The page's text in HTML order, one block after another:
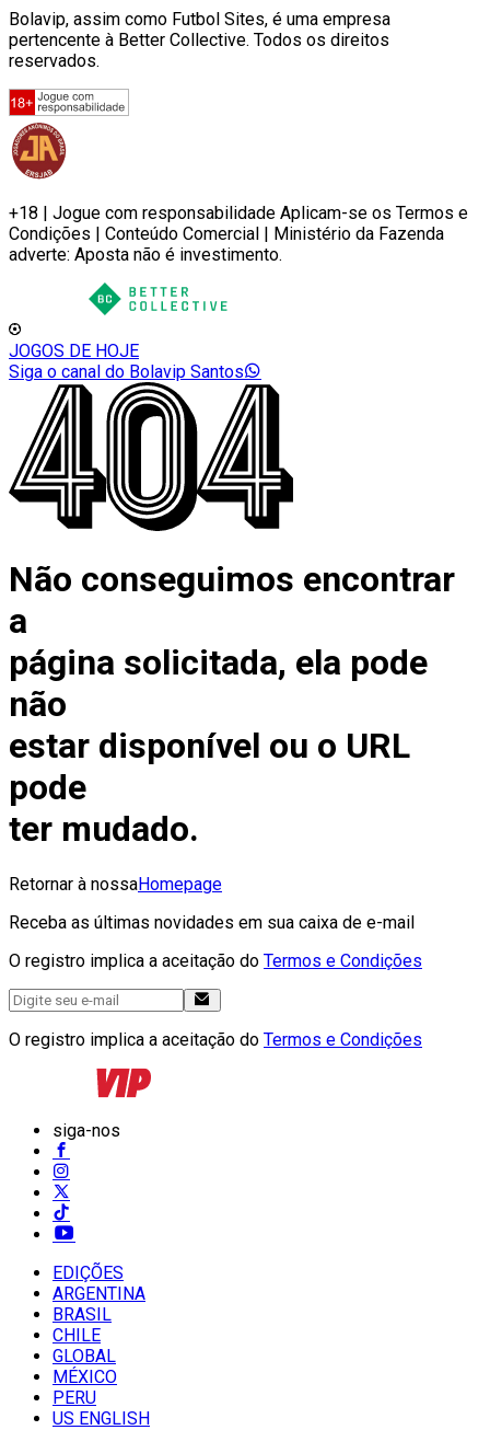
Bolavip, assim como Futbol Sites, é uma empresa
pertencente à Better Collective. Todos os direitos
reservados.
+18 | Jogue com responsabilidade Aplicam-se os Termos e
Condições | Conteúdo Comercial | Ministério da Fazenda
adverte: Aposta não é investimento.
JOGOS DE HOJE
Siga o canal do Bolavip Santos
Não conseguimos encontrar
a
página solicitada, ela pode
não
estar disponível ou o URL
pode
ter mudado.
Retornar à nossaHomepage
Receba as últimas novidades em sua caixa de e-mail
O registro implica a aceitação do Termos e Condições
O registro implica a aceitação do Termos e Condições
siga-nos
EDIÇÕES
ARGENTINA
BRASIL
CHILE
GLOBAL
MÉXICO
PERU
US ENGLISH